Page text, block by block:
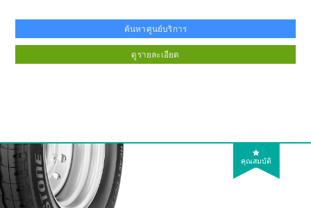
ค้นหาศูนย์บริการ
ดูรายละเอียด
คุณสมบัติ